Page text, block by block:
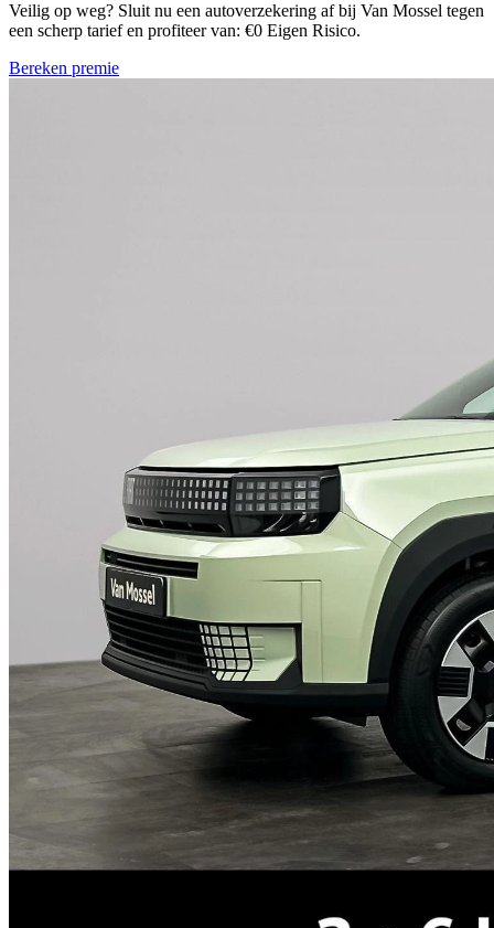
Veilig op weg? Sluit nu een autoverzekering af bij Van Mossel tegen
een scherp tarief en profiteer van: €0 Eigen Risico.
Bereken premie